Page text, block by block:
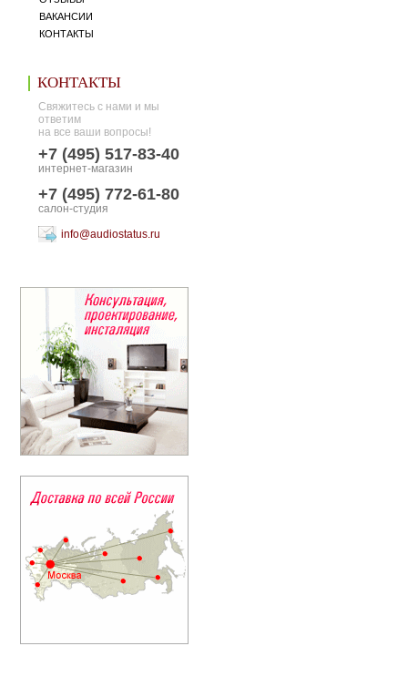
ВАКАНСИИ
КОНТАКТЫ
КОНТАКТЫ
Свяжитесь с нами и мы
ответим
на все ваши вопросы!
+7 (495) 517-83-40
интернет-магазин
+7 (495) 772-61-80
салон-студия
info@audiostatus.ru